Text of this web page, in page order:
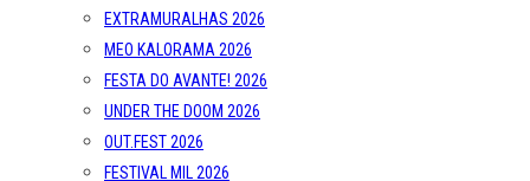
EXTRAMURALHAS 2026
MEO KALORAMA 2026
FESTA DO AVANTE! 2026
UNDER THE DOOM 2026
OUT.FEST 2026
FESTIVAL MIL 2026